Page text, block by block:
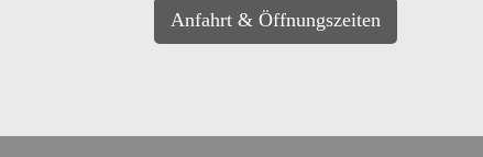
Anfahrt & Öffnungszeiten